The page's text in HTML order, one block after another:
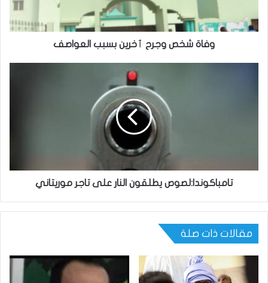
وفاة شخص وجرح ٱخرين بسبب العواصف
تامباكوندا:لصوص يطلقون النار على تاجر موريتاني
مقالات ذات صلة